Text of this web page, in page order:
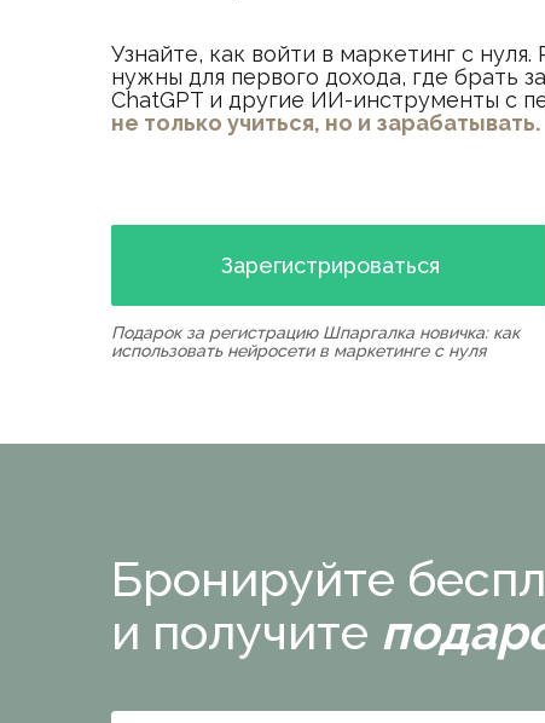
Узнайте, как войти в маркетинг с
нужны для первого дохода, где брать
ChatGPT и другие ИИ-инструменты с
не только учиться, но и зарабатывать.
Подарок за регистрацию Шпаргалка новичка: как
использовать нейросети в маркетинге с нуля
Зарегистрироваться
Бронируйте
и получите